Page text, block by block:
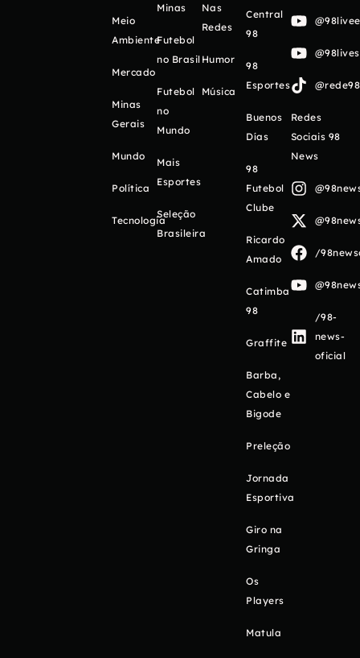
Meio
Ambiente
Mercado
Minas
Gerais
Mundo
Política
Tecnologia
Minas
Futebol
no Brasil
Futebol
no
Mundo
Mais
Esportes
Seleção
Brasileira
Nas
Redes
Humor
Música
Central
98
98
Esportes
Buenos
Días
98
Futebol
Clube
Ricardo
Amado
Catimba
98
Graffite
Barba,
Cabelo e
Bigode
Preleção
Jornada
Esportiva
Giro na
Gringa
Os
Players
Matula
Redes
Sociais 98
News
/
/98-
news-
oficial